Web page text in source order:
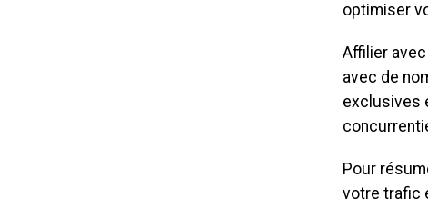
optimiser
Affilier
avec de
exclusives
Pour
votre trafic